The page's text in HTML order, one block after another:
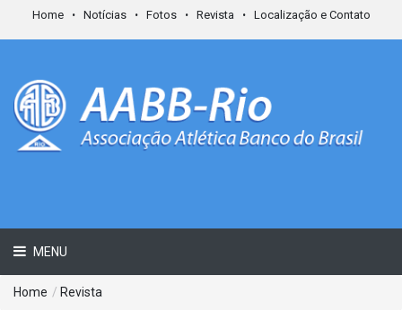
Home Notícias Fotos Revista Localização e Contato
MENU
Home / Revista